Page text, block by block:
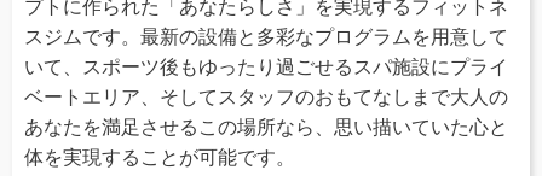
プトに作られた「あなたらしさ」を実現するフィットネ
スジムです。最新の設備と多彩なプログラムを用意して
いて、スポーツ後もゆったり過ごせるスパ施設にプライ
ベートエリア、そしてスタッフのおもてなしまで大人の
あなたを満足させるこの場所なら、思い描いていた心と
体を実現することが可能です。